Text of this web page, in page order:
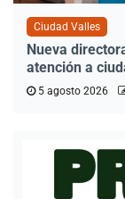
Ciudad Valles
Nueva
atención a
5 agosto 2026